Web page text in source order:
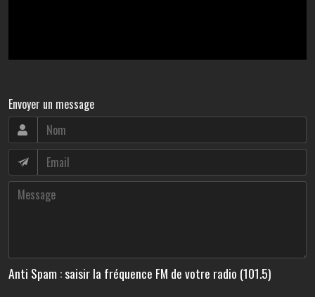
Envoyer un message
Anti Spam : saisir la fréquence FM de votre radio (101.5)